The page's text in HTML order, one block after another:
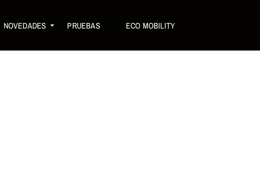
NOVEDADES PRUEBAS ECO MOBILITY